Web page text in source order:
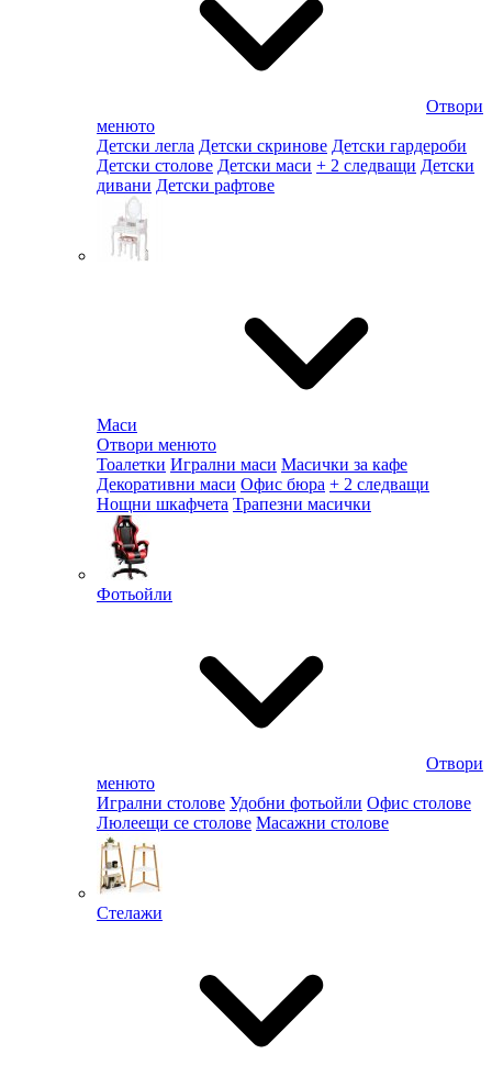
Отвори
менюто
Детски легла Детски скринове Детски гардероби
Детски столове Детски маси + 2 следващи Детски
дивани Детски рафтове
Маси
Отвори менюто
Тоалетки Игрални маси Масички за кафе
Декоративни маси Офис бюра + 2 следващи
Нощни шкафчета Трапезни масички
Фотьойли
Отвори
менюто
Игрални столове Удобни фотьойли Офис столове
Люлеещи се столове Масажни столове
Стелажи